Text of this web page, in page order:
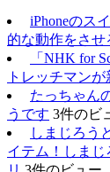
iPhoneのス
的な動作をさせ
「NHK for
トレッチマン
たっちゃん
うです 3件のビ
しまじろう
イテム！しま